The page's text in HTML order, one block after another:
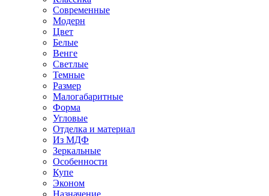
Современные
Модерн
Цвет
Белые
Венге
Светлые
Темные
Размер
Малогабаритные
Форма
Угловые
Отделка и материал
Из МДФ
Зеркальные
Особенности
Купе
Эконом
Назначение